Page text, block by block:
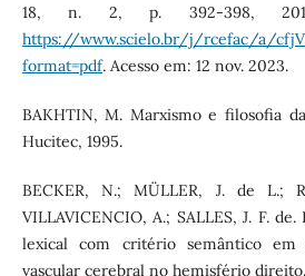
18, n. 2, p. 392-398,
https://www.scielo.br/j/rcefac/a/
format=pdf. Acesso em: 12 nov. 2023.
BAKHTIN, M. Marxismo e filosofia
Hucitec, 1995.
BECKER, N.; MÜLLER, J. de L.;
VILLAVICENCIO, A.; SALLES, J. F.
lexical com critério semântico em
vascular cerebral no hemisfério